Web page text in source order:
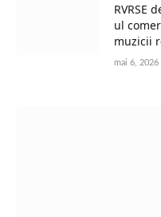
RVRSE
ul
muzicii
mai 6, 2026